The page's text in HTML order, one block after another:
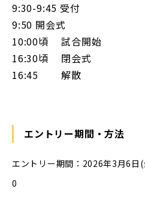
9:30-9:45 受付
9:50 開会式
10:00頃 試合開始
16:30頃 閉会式
16:45 解散
エントリー期間・方法
エントリー期間：2026年3月6
0